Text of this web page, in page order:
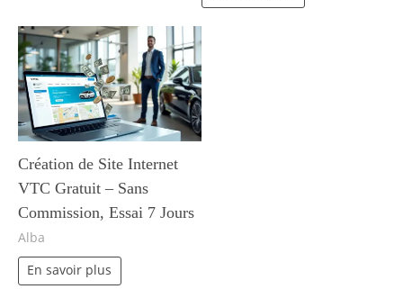
Création de Site Internet
VTC Gratuit – Sans
Commission, Essai 7 Jours
Alba
En savoir plus